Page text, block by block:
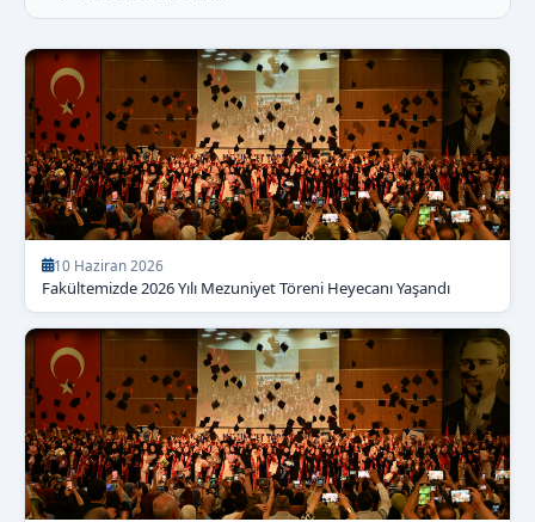
10 Haziran 2026
Fakültemizde 2026 Yılı Mezuniyet Töreni Heyecanı Yaşandı